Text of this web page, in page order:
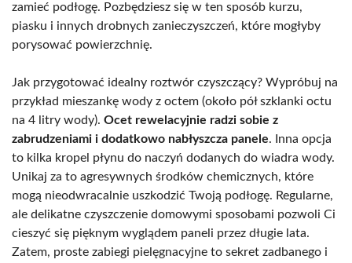
zamieć podłogę. Pozbędziesz się w ten sposób kurzu,
piasku i innych drobnych zanieczyszczeń, które mogłyby
porysować powierzchnię.
Jak przygotować idealny roztwór czyszczący? Wypróbuj na
przykład mieszankę wody z octem (około pół szklanki octu
na 4 litry wody). Ocet rewelacyjnie radzi sobie z
zabrudzeniami i dodatkowo nabłyszcza panele. Inna opcja
to kilka kropel płynu do naczyń dodanych do wiadra wody.
Unikaj za to agresywnych środków chemicznych, które
mogą nieodwracalnie uszkodzić Twoją podłogę. Regularne,
ale delikatne czyszczenie domowymi sposobami pozwoli Ci
cieszyć się pięknym wyglądem paneli przez długie lata.
Zatem, proste zabiegi pielęgnacyjne to sekret zadbanego i